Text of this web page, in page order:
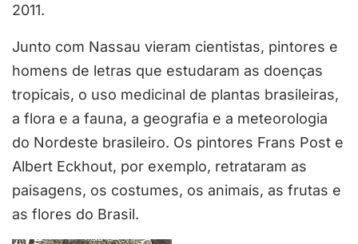
2011.
Junto com Nassau vieram cientistas, pintores e
homens de letras que estudaram as doenças
tropicais, o uso medicinal de plantas brasileiras,
a flora e a fauna, a geografia e a meteorologia
do Nordeste brasileiro. Os pintores Frans Post e
Albert Eckhout, por exemplo, retrataram as
paisagens, os costumes, os animais, as frutas e
as flores do Brasil.